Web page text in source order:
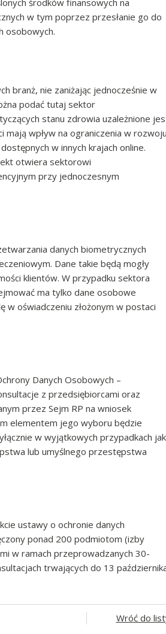
środków finansowych na
w tym poprzez przesłanie go do
osobowych.
branż, nie zaniżając jednocześnie w
podać tutaj sektor
stanu zdrowia uzależnione
wpływ na ograniczenia w rozwoju
w innych krajach online.
otwiera sektorowi
przy jednoczesnym
danych biometrycznych
Dane takie będą mogły
klientów. W przypadku sektora
ma tylko dane osobowe
w oświadczeniu złożonym w postaci
Danych Osobowych –
z przedsiębiorcami oraz
przez Sejm RP na wniosek
elementem jego wyboru będzie
w wyjątkowych przypadkach jak
lub umyślnego przestępstwa
ustawy o ochronie danych
ponad 200 podmiotom (izby
w ramach przeprowadzanych 30-
trwających do 13
Wróć do